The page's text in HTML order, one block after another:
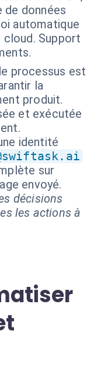
de données
automatique
Support
processus est
la
produit.
et exécutée
identité
sur
envoyé.
décisions
les actions à